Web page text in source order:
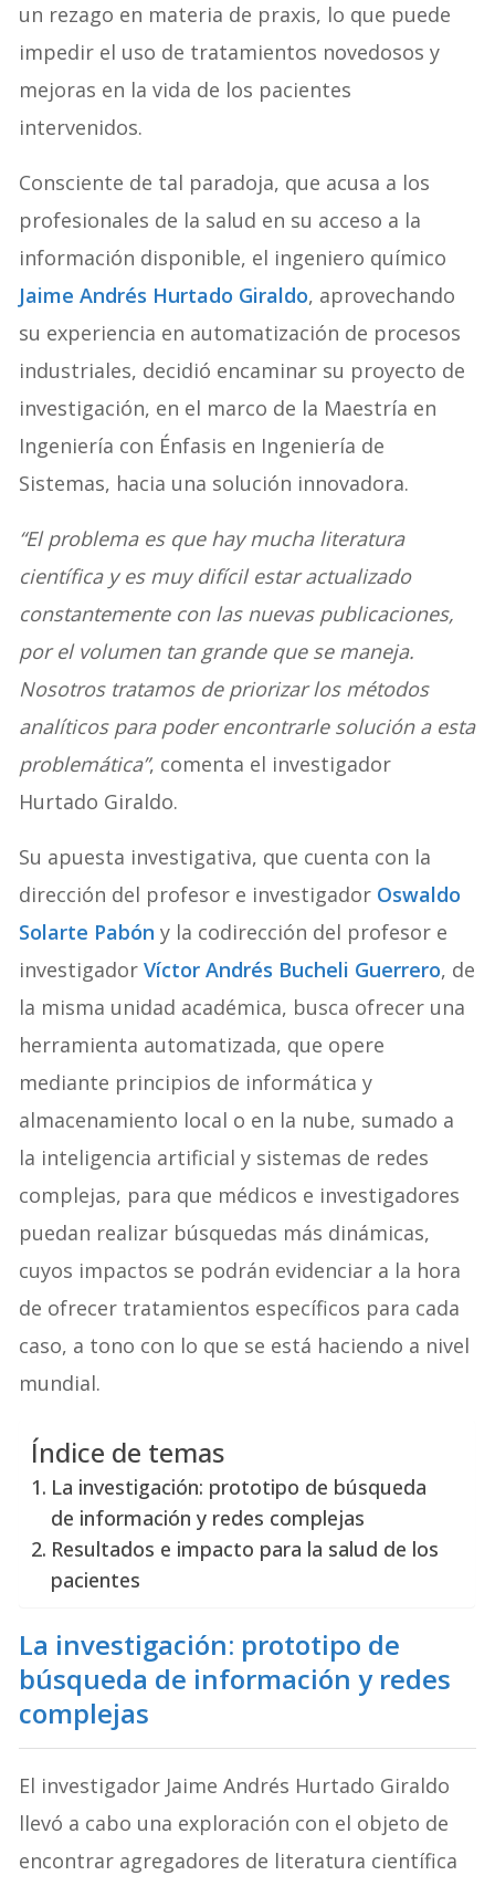
un rezago en materia de praxis, lo que puede
impedir el uso de tratamientos novedosos y
mejoras en la vida de los pacientes
intervenidos.
Consciente de tal paradoja, que acusa a los
profesionales de la salud en su acceso a la
información disponible, el ingeniero químico
Jaime Andrés Hurtado Giraldo, aprovechando
su experiencia en automatización de procesos
industriales, decidió encaminar su proyecto de
investigación, en el marco de la Maestría en
Ingeniería con Énfasis en Ingeniería de
Sistemas, hacia una solución innovadora.
“El problema es que hay mucha literatura
científica y es muy difícil estar actualizado
constantemente con las nuevas publicaciones,
por el volumen tan grande que se maneja.
Nosotros tratamos de priorizar los métodos
analíticos para poder encontrarle solución a esta
problemática”, comenta el investigador
Hurtado Giraldo.
Su apuesta investigativa, que cuenta con la
dirección del profesor e investigador Oswaldo
Solarte Pabón y la codirección del profesor e
investigadorVíctor Andrés Bucheli Guerrero, de
la misma unidad académica, busca ofrecer una
herramienta automatizada, que opere
mediante principios de informática y
almacenamiento local o en la nube, sumado a
la inteligencia artificial y sistemas de redes
complejas, para que médicos e investigadores
puedan realizar búsquedas más dinámicas,
cuyos impactos se podrán evidenciar a la hora
de ofrecer tratamientos específicos para cada
caso, a tono con lo que se está haciendo a nivel
mundial.
Índice de temas
La investigación: prototipo de búsqueda
de información y redes complejas
Resultados e impacto para la salud de los
pacientes
La investigación: prototipo de
búsqueda de información y redes
complejas
El investigador Jaime Andrés Hurtado Giraldo
llevó a cabo una exploración con el objeto de
encontrar agregadores de literatura científica